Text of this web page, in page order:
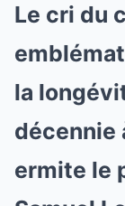
Le cri du
la
décennie
ermite le